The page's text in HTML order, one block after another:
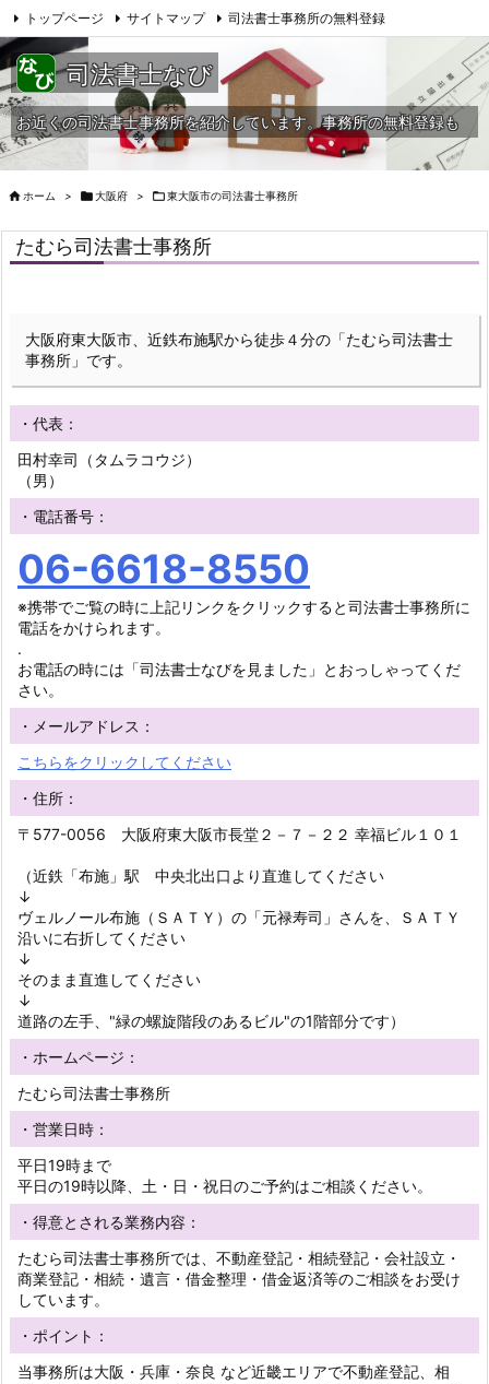
トップページ サイトマップ 司法書士事務所の無料登録
当HPへの問合せ
司法書士なび
お近くの司法書士事務所を紹介しています。事務所の無料登録も
 ホーム > 大阪府 > 東大阪市の司法書士事務所
たむら司法書士事務所
大阪府東大阪市、近鉄布施駅から徒歩４分の「たむら司法書士
事務所」です。
・代表：
田村幸司（タムラコウジ）
（男）
・電話番号：
06-6618-8550
※携帯でご覧の時に上記リンクをクリックすると司法書士事務所に
電話をかけられます。
.
お電話の時には「司法書士なびを見ました」とおっしゃってくだ
さい。
・メールアドレス：
こちらをクリックしてください
・住所：
〒577-0056 大阪府東大阪市長堂２－７－２２ 幸福ビル１０１
（近鉄「布施」駅 中央北出口より直進してください
↓
ヴェルノール布施（ＳＡＴＹ）の「元禄寿司」さんを、ＳＡＴＹ
沿いに右折してください
↓
そのまま直進してください
↓
道路の左手、"緑の螺旋階段のあるビル"の1階部分です）
・ホームページ：
たむら司法書士事務所
・営業日時：
平日19時まで
平日の19時以降、土・日・祝日のご予約はご相談ください。
・得意とされる業務内容：
たむら司法書士事務所では、不動産登記・相続登記・会社設立・
商業登記・相続・遺言・借金整理・借金返済等のご相談をお受け
しています。
・ポイント：
当事務所は大阪・兵庫・奈良 など近畿エリアで不動産登記、相